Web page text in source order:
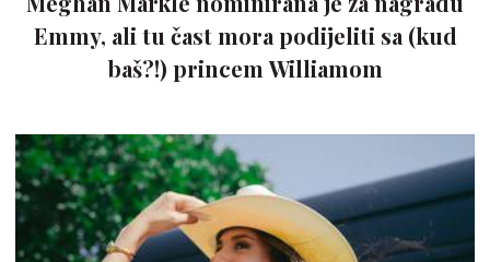
Emmy, ali tu čast mora podijeliti sa (kud
baš?!) princem Williamom